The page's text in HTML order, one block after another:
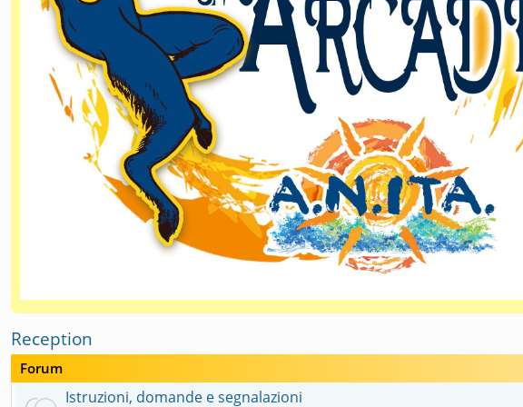
Reception
Forum
Istruzioni, domande e segnalazioni